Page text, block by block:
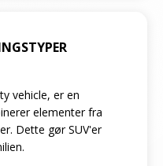
vehicle, er en
elementer fra
Dette gør SUV'er